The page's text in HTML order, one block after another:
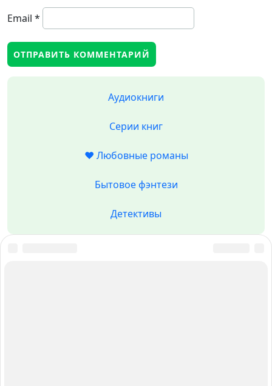
Email *
Аудиокниги
Серии книг
❤️ Любовные романы
Бытовое фэнтези
Детективы